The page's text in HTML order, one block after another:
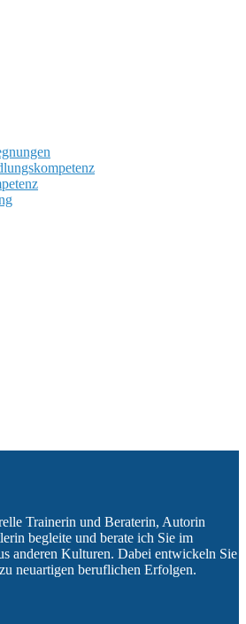
Trainerin und Beraterin, Autorin
begleite und berate ich Sie im
anderen Kulturen. Dabei entwickeln Sie
neuartigen beruflichen Erfolgen.